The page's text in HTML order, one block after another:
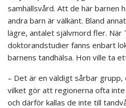
samhällsvård. Att de här barnen
andra barn är välkänt. Bland
lägre, antalet självmord fler. När
doktorandstudier fanns enbart
barnens tandhälsa. Hon ville ta
– Det är en väldigt sårbar
vilket gör att regionerna ofta
och därför kallas de inte till